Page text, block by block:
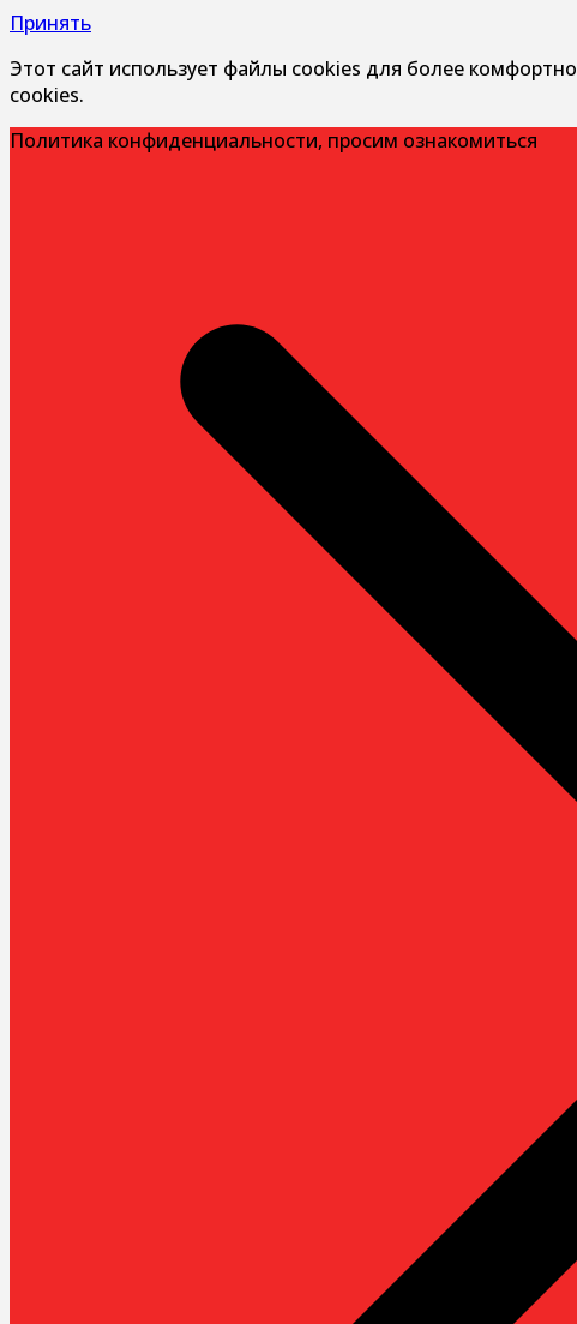
Принять
Этот сайт использует файлы cookies для более
cookies.
Политика конфиденциальности, просим ознакомиться